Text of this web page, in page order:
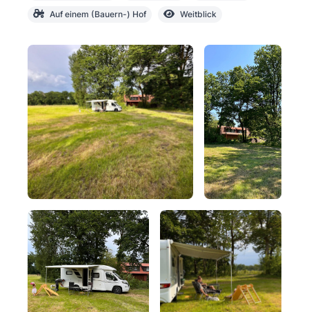
Auf einem (Bauern-) Hof Weitblick